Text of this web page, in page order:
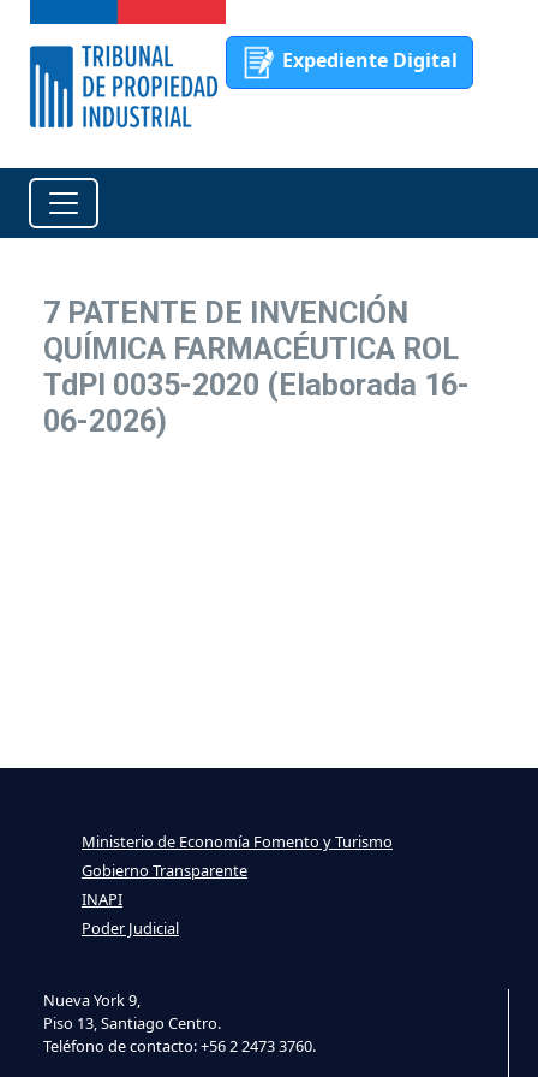
Expediente Digital
7 PATENTE DE INVENCIÓN
QUÍMICA FARMACÉUTICA ROL
TdPI 0035-2020 (Elaborada 16-
06-2026)
Nueva York 9,
Piso 13, Santiago Centro.
Teléfono de contacto: +56 2 2473 3760.
Ministerio de Economía Fomento y Turismo
Gobierno Transparente
INAPI
Poder Judicial